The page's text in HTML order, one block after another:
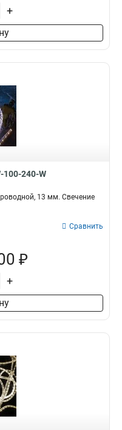
+
100-240-W
13 мм. Свечение
Сравнить
₽
+